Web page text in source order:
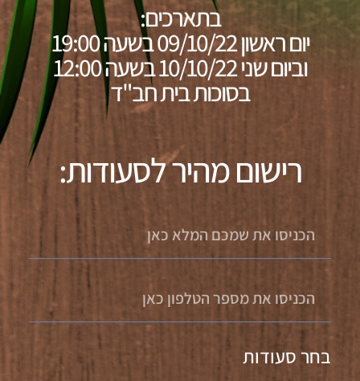
בתארכים:
יום ראשון 09/10/22 בשעה 19:00
וביום שני 10/10/22 בשעה 12:00
בסוכות בית חב"ד
רישום מהיר לסעודות:
בחר סעודות